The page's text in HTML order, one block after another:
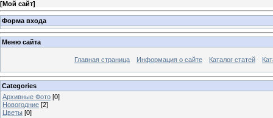
[Мой сайт]
Форма входа
Меню сайта
Главная страница Информация о сайте Каталог статей
Categories
Архивные Фото [0]
Новогодние [2]
Цветы [0]